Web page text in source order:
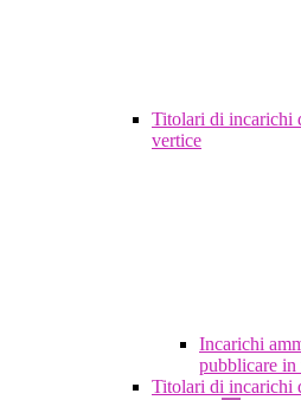
Titolari di incarichi
vertice
Incarichi
pubblicare in
Titolari di incarichi